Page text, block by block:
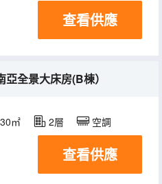
查看供應
亞全景大床房(B棟）
30㎡ 2層 空調
查看供應